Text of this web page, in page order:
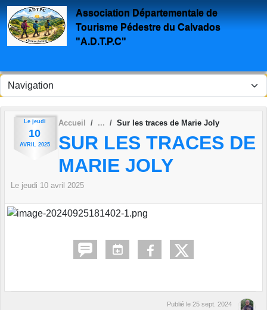
Association Départementale de
Tourisme Pédestre du Calvados
"A.D.T.P.C"
Le jeudi
10
AVRIL 2025
Accueil Sur les traces de Marie Joly
SUR LES TRACES DE
MARIE JOLY
Le jeudi 10 avril 2025
Publié le 25 sept. 2024
Panneau de gestion des cookies